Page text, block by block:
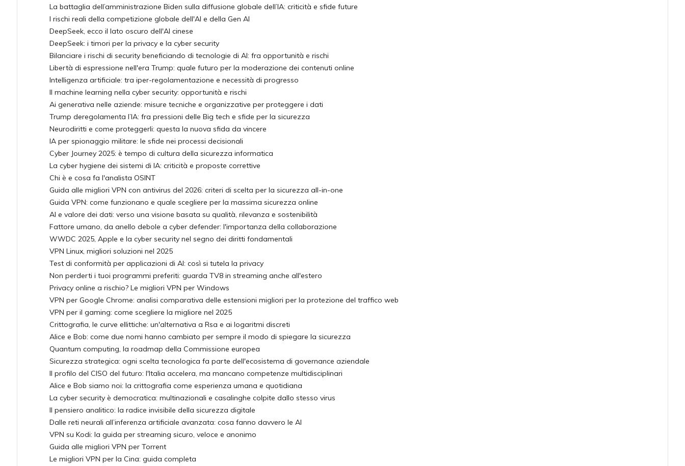
La battaglia dell’amministrazione Biden sulla diffusione globale dell’IA: criticità e sfide future
I rischi reali della competizione globale dell'AI e della Gen AI
DeepSeek, ecco il lato oscuro dell'AI cinese
DeepSeek: i timori per la privacy e la cyber security
Bilanciare i rischi di security beneficiando di tecnologie di AI: fra opportunità e rischi
Libertà di espressione nell'era Trump: quale futuro per la moderazione dei contenuti online
Intelligenza artificiale: tra iper-regolamentazione e necessità di progresso
Il machine learning nella cyber security: opportunità e rischi
Ai generativa nelle aziende: misure tecniche e organizzative per proteggere i dati
Trump deregolamenta l’IA: fra pressioni delle Big tech e sfide per la sicurezza
Neurodiritti e come proteggerli: questa la nuova sfida da vincere
IA per spionaggio militare: le sfide nei processi decisionali
Cyber Journey 2025: è tempo di cultura della sicurezza informatica
La cyber hygiene dei sistemi di IA: criticità e proposte correttive
Chi è e cosa fa l'analista OSINT
Guida alle migliori VPN con antivirus del 2026: criteri di scelta per la sicurezza all-in-one
Guida VPN: come funzionano e quale scegliere per la massima sicurezza online
AI e valore dei dati: verso una visione basata su qualità, rilevanza e sostenibilità
Fattore umano, da anello debole a cyber defender: l'importanza della collaborazione
WWDC 2025, Apple e la cyber security nel segno dei diritti fondamentali
VPN Linux, migliori soluzioni nel 2025
Test di conformità per applicazioni di AI: così si tutela la privacy
Non perderti i tuoi programmi preferiti: guarda TV8 in streaming anche all'estero
Privacy online a rischio? Le migliori VPN per Windows
VPN per Google Chrome: analisi comparativa delle estensioni migliori per la protezione del traffico web
VPN per il gaming: come scegliere la migliore nel 2025
Crittografia, le curve ellittiche: un'alternativa a Rsa e ai logaritmi discreti
Alice e Bob: come due nomi hanno cambiato per sempre il modo di spiegare la sicurezza
Quantum computing, la roadmap della Commissione europea
Sicurezza strategica: ogni scelta tecnologica fa parte dell'ecosistema di governance aziendale
Il profilo del CISO del futuro: l'Italia accelera, ma mancano competenze multidisciplinari
Alice e Bob siamo noi: la crittografia come esperienza umana e quotidiana
La cyber security è democratica: multinazionali e casalinghe colpite dallo stesso virus
Il pensiero analitico: la radice invisibile della sicurezza digitale
Dalle reti neurali all’inferenza artificiale avanzata: cosa fanno davvero le AI
VPN su Kodi: la guida per streaming sicuro, veloce e anonimo
Guida alle migliori VPN per Torrent
Le migliori VPN per la Cina: guida completa